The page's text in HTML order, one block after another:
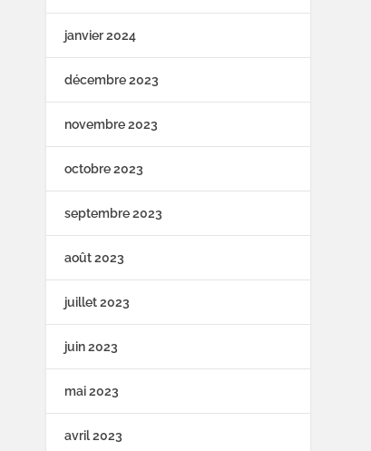
janvier 2024
décembre 2023
novembre 2023
octobre 2023
septembre 2023
août 2023
juillet 2023
juin 2023
mai 2023
avril 2023